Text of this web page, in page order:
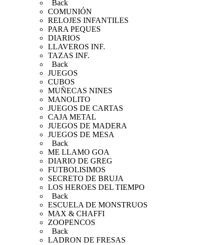
Back
COMUNIÓN
RELOJES INFANTILES
PARA PEQUES
DIARIOS
LLAVEROS INF.
TAZAS INF.
Back
JUEGOS
CUBOS
MUÑECAS NINES
MANOLITO
JUEGOS DE CARTAS
CAJA METAL
JUEGOS DE MADERA
JUEGOS DE MESA
Back
ME LLAMO GOA
DIARIO DE GREG
FUTBOLISIMOS
SECRETO DE BRUJA
LOS HEROES DEL TIEMPO
Back
ESCUELA DE MONSTRUOS
MAX & CHAFFI
ZOOPENCOS
Back
LADRON DE FRESAS